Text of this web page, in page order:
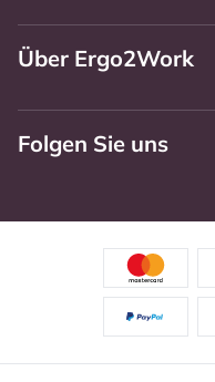
Über Ergo2Work
Folgen Sie uns